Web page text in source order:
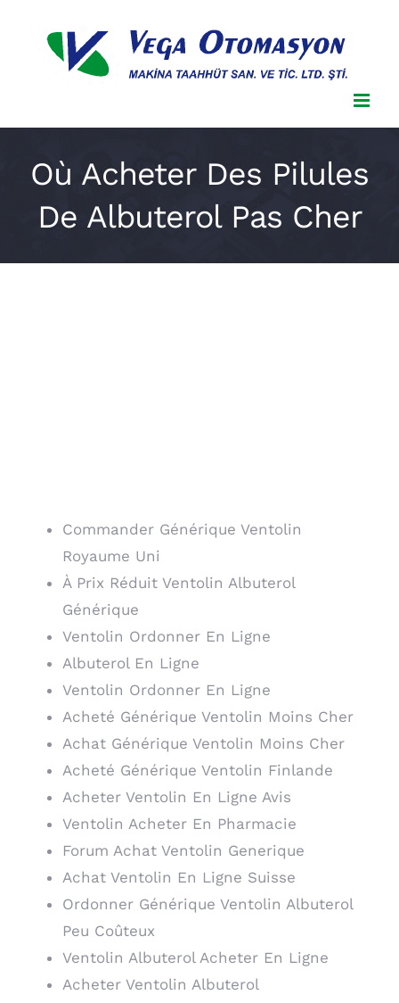
Où Acheter Des Pilules
De Albuterol Pas Cher
Commander Générique Ventolin
Royaume Uni
À Prix Réduit Ventolin Albuterol
Générique
Ventolin Ordonner En Ligne
Albuterol En Ligne
Ventolin Ordonner En Ligne
Acheté Générique Ventolin Moins Cher
Achat Générique Ventolin Moins Cher
Acheté Générique Ventolin Finlande
Acheter Ventolin En Ligne Avis
Ventolin Acheter En Pharmacie
Forum Achat Ventolin Generique
Achat Ventolin En Ligne Suisse
Ordonner Générique Ventolin Albuterol
Peu Coûteux
Ventolin Albuterol Acheter En Ligne
Acheter Ventolin Albuterol